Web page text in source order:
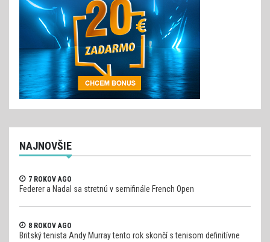
NAJNOVŠIE
7 ROKOV AGO
Federer a Nadal sa stretnú v semifinále French Open
8 ROKOV AGO
Britský tenista Andy Murray tento rok skončí s tenisom definitívne